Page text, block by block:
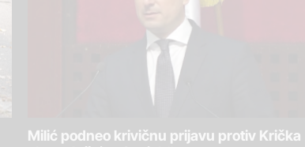
Milić podneo krivičnu prijavu protiv Krička